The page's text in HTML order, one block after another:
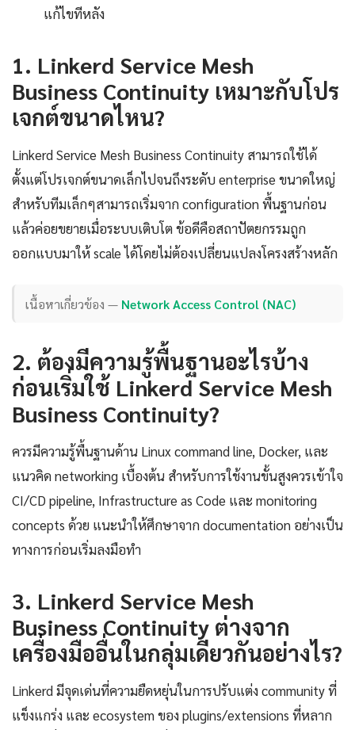
แก้ไขทีหลัง
1. Linkerd Service Mesh
Business Continuity เหมาะกับโปร
เจกต์ขนาดไหน?
Linkerd Service Mesh Business Continuity สามารถใช้ได้
ตั้งแต่โปรเจกต์ขนาดเล็กไปจนถึงระดับ enterprise ขนาดใหญ่
สำหรับทีมเล็กๆสามารถเริ่มจาก configuration พื้นฐานก่อน
แล้วค่อยขยายเมื่อระบบเติบโต ข้อดีคือสถาปัตยกรรมถูก
ออกแบบมาให้ scale ได้โดยไม่ต้องเปลี่ยนแปลงโครงสร้างหลัก
เนื้อหาเกี่ยวข้อง — Network Access Control (NAC)
2. ต้องมีความรู้พื้นฐานอะไรบ้าง
ก่อนเริ่มใช้ Linkerd Service Mesh
Business Continuity?
ควรมีความรู้พื้นฐานด้าน Linux command line, Docker, และ
แนวคิด networking เบื้องต้น สำหรับการใช้งานขั้นสูงควรเข้าใจ
CI/CD pipeline, Infrastructure as Code และ monitoring
concepts ด้วย แนะนำให้ศึกษาจาก documentation อย่างเป็น
ทางการก่อนเริ่มลงมือทำ
3. Linkerd Service Mesh
Business Continuity ต่างจาก
เครื่องมืออื่นในกลุ่มเดียวกันอย่างไร?
Linkerd มีจุดเด่นที่ความยืดหยุ่นในการปรับแต่ง community ที่
แข็งแกร่ง และ ecosystem ของ plugins/extensions ที่หลาก